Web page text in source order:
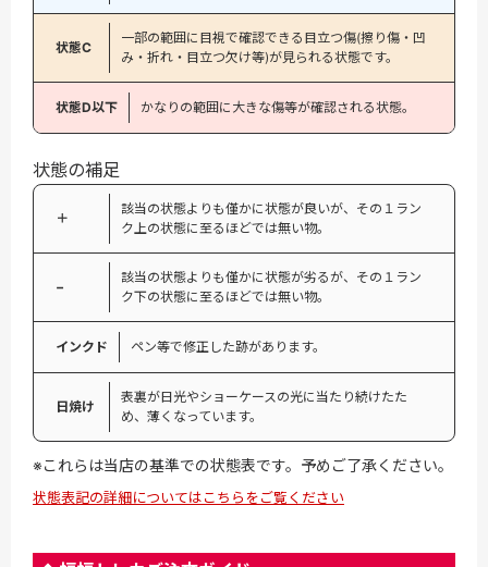
状態C
一部の範囲に目視で確認できる目立つ傷(擦り傷・凹
み・折れ・目立つ欠け等)が見られる状態です。
状態D以下 かなりの範囲に大きな傷等が確認される状態。
状態の補足
＋
該当の状態よりも僅かに状態が良いが、その１ラン
ク上の状態に至るほどでは無い物。
−
該当の状態よりも僅かに状態が劣るが、その１ラン
ク下の状態に至るほどでは無い物。
インクド ペン等で修正した跡があります。
日焼け
表裏が日光やショーケースの光に当たり続けたた
め、薄くなっています。
※これらは当店の基準での状態表です。予めご了承ください。
状態表記の詳細についてはこちらをご覧ください